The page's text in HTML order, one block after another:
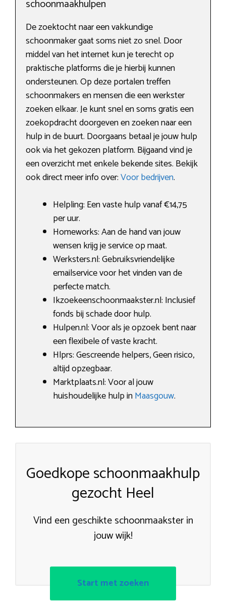
schoonmaakhulpen
De zoektocht naar een vakkundige
schoonmaker gaat soms niet zo snel. Door
middel van het internet kun je terecht op
praktische platforms die je hierbij kunnen
ondersteunen. Op deze portalen treffen
schoonmakers en mensen die een werkster
zoeken elkaar. Je kunt snel en soms gratis een
zoekopdracht doorgeven en zoeken naar een
hulp in de buurt. Doorgaans betaal je jouw hulp
ook via het gekozen platform. Bijgaand vind je
een overzicht met enkele bekende sites. Bekijk
ook direct meer info over:Voor bedrijven.
Helpling: Een vaste hulp vanaf €14,75
per uur.
Homeworks: Aan de hand van jouw
wensen krijg je service op maat.
Werksters.nl: Gebruiksvriendelijke
emailservice voor het vinden van de
perfecte match.
Ikzoekeenschoonmaakster.nl: Inclusief
fonds bij schade door hulp.
Hulpen.nl: Voor als je opzoek bent naar
een flexibele of vaste kracht.
Hlprs: Gescreende helpers, Geen risico,
altijd opzegbaar.
Marktplaats.nl: Voor al jouw
huishoudelijke hulp inMaasgouw.
Goedkope schoonmaakhulp
gezocht Heel
Vind een geschikte schoonmaakster in
jouw wijk!
Start met zoeken